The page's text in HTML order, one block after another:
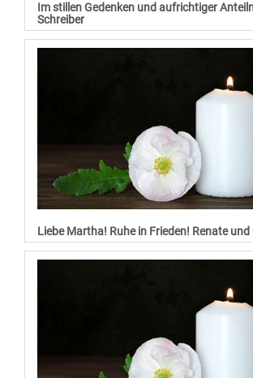
Im stillen Gedenken und aufrichtiger
Schreiber
Liebe Martha! Ruhe in Frieden! Renate